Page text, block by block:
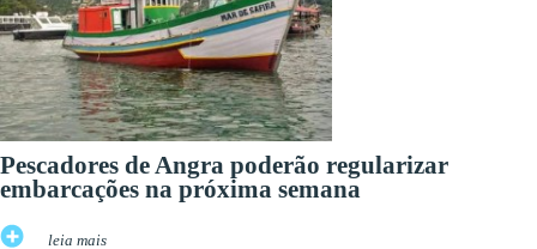
Pescadores de Angra poderão regularizar
embarcações na próxima semana
leia mais